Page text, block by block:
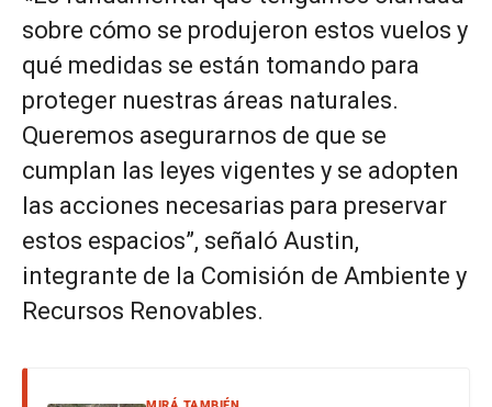
sobre cómo se produjeron estos vuelos y
qué medidas se están tomando para
proteger nuestras áreas naturales.
Queremos asegurarnos de que se
cumplan las leyes vigentes y se adopten
las acciones necesarias para preservar
estos espacios”, señaló Austin,
integrante de la Comisión de Ambiente y
Recursos Renovables.